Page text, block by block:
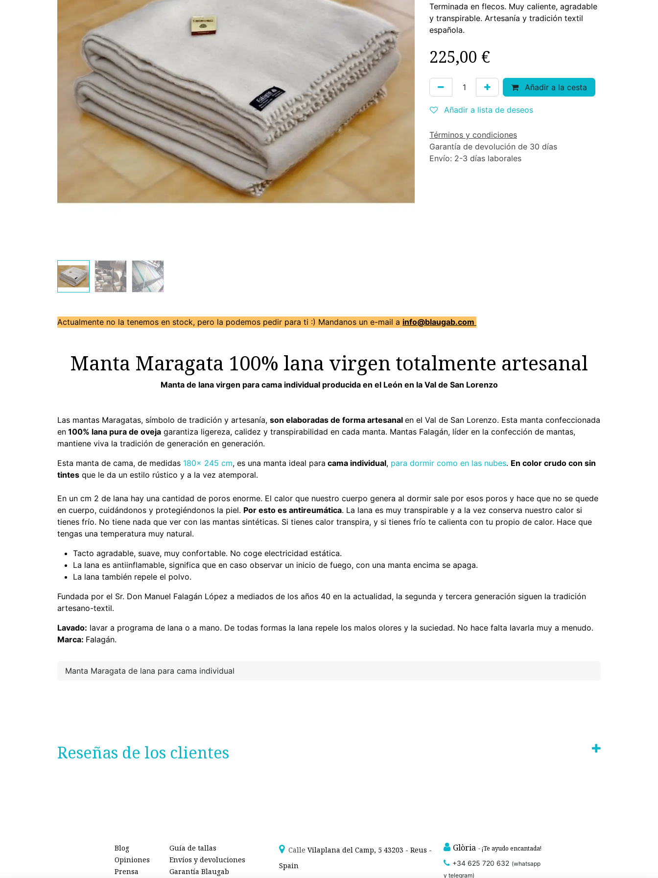
Terminada en flecos. Muy caliente, agradable
y transpirable. Artesanía y tradición textil
española.
225,00 €
Añadir a la cesta
Añadir a lista de deseos
Términos y condiciones
Garantía de devolución de 30 días
Envío: 2-3 días laborales
Actualmente no la tenemos en stock, pero la podemos pedir para ti :) Mandanos un e-mail a info@blaugab.com
Manta Maragata 100% lana virgen totalmente artesanal
Manta de lana virgen para cama individual producida en el León en la Val de San Lorenzo
Las mantas Maragatas, símbolo de tradición y artesanía, son elaboradas de forma artesanal en el Val de San Lorenzo. Esta manta confeccionada
en 100% lana pura de oveja garantiza ligereza, calidez y transpirabilidad en cada manta. Mantas Falagán, líder en la confección de mantas,
mantiene viva la tradición de generación en generación.
Esta manta de cama, de medidas 180x 245 cm, es una manta ideal para cama individual, para dormir como en las nubes. En color crudo con sin
tintes que le da un estilo rústico y a la vez atemporal.
En un cm 2 de lana hay una cantidad de poros enorme. El calor que nuestro cuerpo genera al dormir sale por esos poros y hace que no se quede
en cuerpo, cuidándonos y protegiéndonos la piel. Por esto es antireumática. La lana es muy transpirable y a la vez conserva nuestro calor si
tienes frío. No tiene nada que ver con las mantas sintéticas. Si tienes calor transpira, y si tienes frío te calienta con tu propio de calor. Hace que
tengas una temperatura muy natural.
Tacto agradable, suave, muy confortable. No coge electricidad estática.
La lana es antiinflamable, significa que en caso observar un inicio de fuego, con una manta encima se apaga.
La lana también repele el polvo.
Fundada por el Sr. Don Manuel Falagán López a mediados de los años 40 en la actualidad, la segunda y tercera generación siguen la tradición
artesano-textil.
Lavado: lavar a programa de lana o a mano. De todas formas la lana repele los malos olores y la suciedad. No hace falta lavarla muy a menudo.
Marca: Falagán.
Manta Maragata de lana para cama individual
Reseñas de los clientes
Guía de tallas
Envíos y devoluciones
Garantía Blaugab
Blog
Opiniones
Prensa
Calle Vilaplana del Camp, 5 43203 - Reus -
Spain
Glòria - ¡Te ayudo encantada!
+34 625 720 632 (whatsapp
y telegram)